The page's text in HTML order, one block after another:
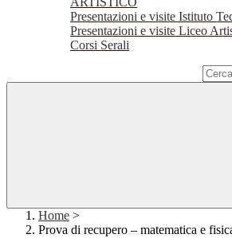
Presentazioni e visite Istituto
Presentazioni e visite Liceo
Corsi Serali
Home >
Prova di recupero – matematica e